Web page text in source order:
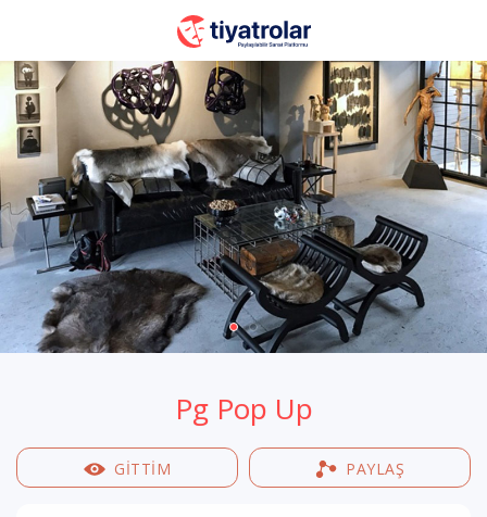
Pg Pop Up
GİTTİM PAYLAŞ